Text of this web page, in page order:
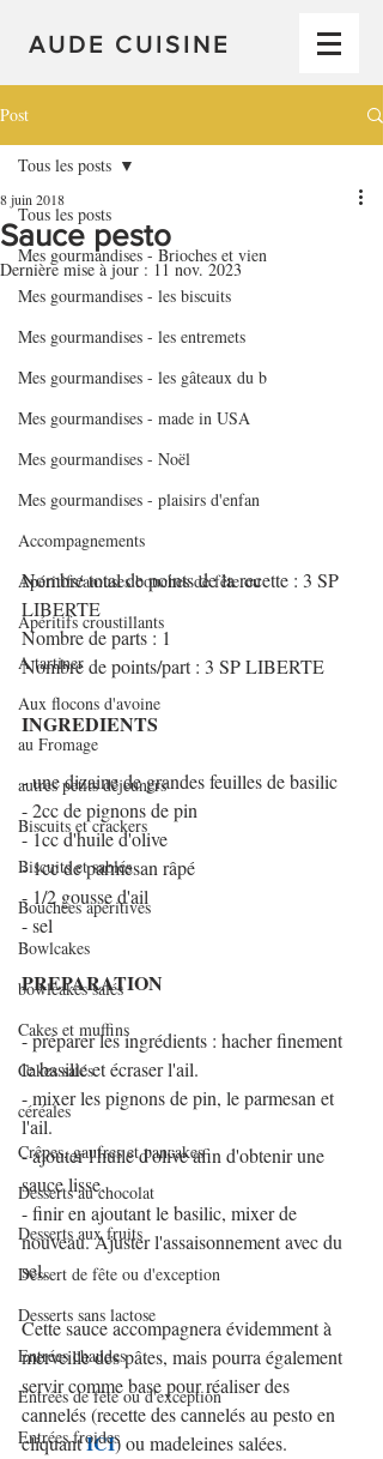
AUDE CUISINE
Post
Tous les posts
Mes gourmandises - Brioches et vien
Mes gourmandises - les biscuits
Mes gourmandises - les entremets
Mes gourmandises - les gâteaux du b
Mes gourmandises - made in USA
Mes gourmandises - Noël
Mes gourmandises - plaisirs d'enfan
Accompagnements
Apéritifs/amuses bouches de fête ou
Apéritifs croustillants
A tartiner
Aux flocons d'avoine
au Fromage
autres petits déjeuners
Biscuits et crackers
Biscuits et sablés
Bouchées apéritives
Bowlcakes
bowlcakes salés
Cakes et muffins
Cakes salés
céréales
Crêpes, gaufres et pancakes
Desserts au chocolat
Desserts aux fruits
Dessert de fête ou d'exception
Desserts sans lactose
Entrées chaudes
Entrées de fête ou d'exception
Entrées froides
Tous les posts
Sauce pesto
8 juin 2018
Dernière mise à jour : 11 nov. 2023
Nombre total de points de la recette : 3 SP
LIBERTE
Nombre de parts : 1
Nombre de points/part : 3 SP LIBERTE
INGREDIENTS
- une dizaine de grandes feuilles de basilic
- 2cc de pignons de pin
- 1cc d'huile d'olive
- 1cc de parmesan râpé
- 1/2 gousse d'ail
- sel
PREPARATION
- préparer les ingrédients : hacher finement
le basilic et écraser l'ail.
- mixer les pignons de pin, le parmesan et
l'ail.
- ajouter l'huile d'olive afin d'obtenir une
sauce lisse.
- finir en ajoutant le basilic, mixer de
nouveau. Ajuster l'assaisonnement avec du
sel.
Cette sauce accompagnera évidemment à
merveille des pâtes, mais pourra également
servir comme base pour réaliser des
cannelés (recette des cannelés au pesto en
cliquant ICI) ou madeleines salées.